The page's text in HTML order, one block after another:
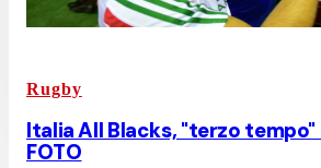
Rugby
Italia All Blacks, "terzo tempo"
FOTO